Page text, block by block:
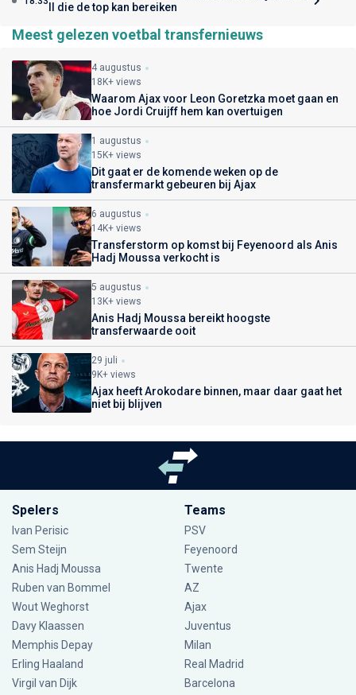
II die de top kan bereiken
Meest gelezen voetbal transfernieuws
4 augustus
18K+ views
Waarom Ajax voor Leon Goretzka moet gaan en
hoe Jordi Cruijff hem kan overtuigen
1 augustus
15K+ views
Dit gaat er de komende weken op de
transfermarkt gebeuren bij Ajax
6 augustus
14K+ views
Transferstorm op komst bij Feyenoord als Anis
Hadj Moussa verkocht is
5 augustus
13K+ views
Anis Hadj Moussa bereikt hoogste
transferwaarde ooit
29 juli
9K+ views
Ajax heeft Arokodare binnen, maar daar gaat het
niet bij blijven
Spelers
Ivan Perisic
Sem Steijn
Anis Hadj Moussa
Ruben van Bommel
Wout Weghorst
Davy Klaassen
Memphis Depay
Erling Haaland
Virgil van Dijk
Teams
PSV
Feyenoord
Twente
AZ
Ajax
Juventus
Milan
Real Madrid
Barcelona